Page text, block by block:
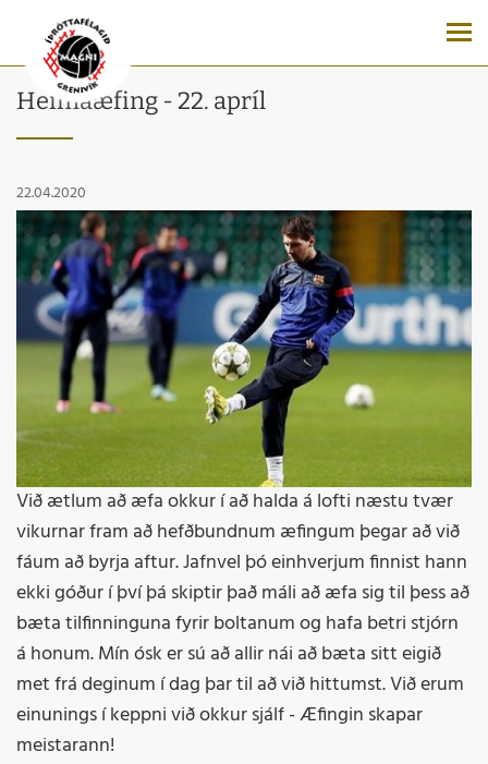
Heimaæfing - 22. apríl
22.04.2020
Við ætlum að æfa okkur í að halda á lofti næstu tvær
vikurnar fram að hefðbundnum æfingum þegar að við
fáum að byrja aftur. Jafnvel þó einhverjum finnist hann
ekki góður í því þá skiptir það máli að æfa sig til þess að
bæta tilfinninguna fyrir boltanum og hafa betri stjórn
á honum. Mín ósk er sú að allir nái að bæta sitt eigið
met frá deginum í dag þar til að við hittumst. Við erum
einunings í keppni við okkur sjálf - Æfingin skapar
meistarann!